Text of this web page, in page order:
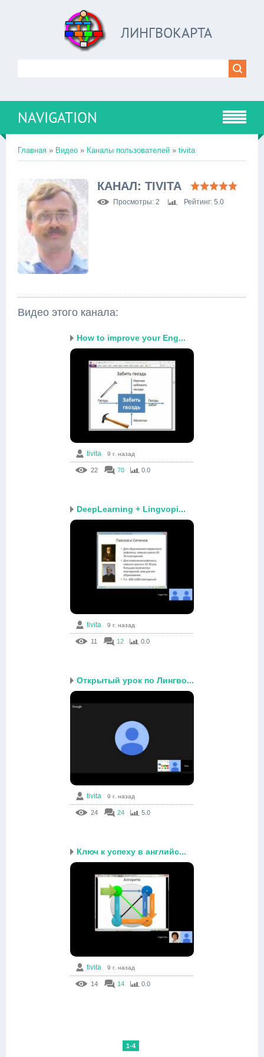
ЛИНГВОКАРТА
NAVIGATION
Главная » Видео » Каналы пользователей » tivita
КАНАЛ: TIVITA
Просмотры: 2 Рейтинг: 5.0
Видео этого канала:
How to improve your Eng...
tivita 9 г. назад
22 70 0.0
DeepLearning + Lingvopi...
tivita 9 г. назад
11 12 0.0
Открытый урок по Лингво...
tivita 9 г. назад
24 24 5.0
Ключ к успеху в английс...
tivita 9 г. назад
14 14 0.0
1-4